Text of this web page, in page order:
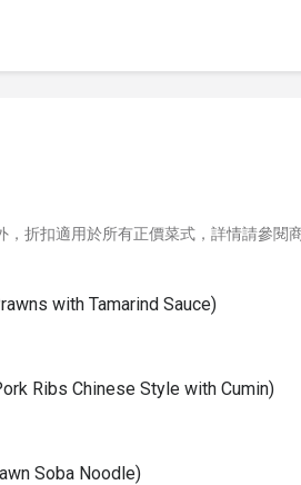
折扣適用於所有正價菜式，詳情請參閱
with Tamarind Sauce)
Ribs Chinese Style with Cumin)
Soba Noodle)